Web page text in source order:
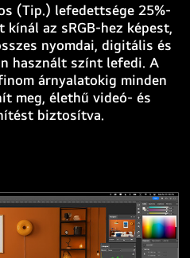
(Tip.) lefedettsége 25%-
kínál az sRGB-hez képest,
nyomdai, digitális és
használt színt lefedi. A
árnyalatokig minden
meg, élethű videó- és
biztosítva.